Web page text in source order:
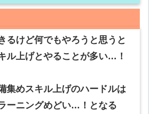
るけど何でもやろうと思うと
ル上げとやることが多い…！
集めスキル上げのハードルは
ーニングめどい…！となる